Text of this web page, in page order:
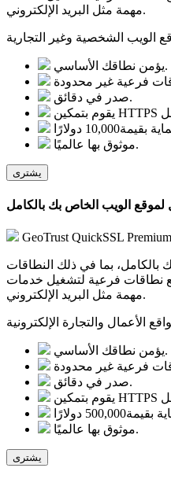
مهمة مثل البريد الإلكتروني.
يؤمن نطاقك الأساسي.
صدر في دقائق.
موثوق بها عالميًا.
يشترى
الويب الخاص بك بالكامل
GeoTrust QuickSSL
بما في ذلك النطاقات
نطاقات فرعية لتشغيل خدمات
مهمة مثل البريد الإلكتروني.
يؤمن نطاقك الأساسي.
صدر في دقائق.
موثوق بها عالميًا.
يشترى